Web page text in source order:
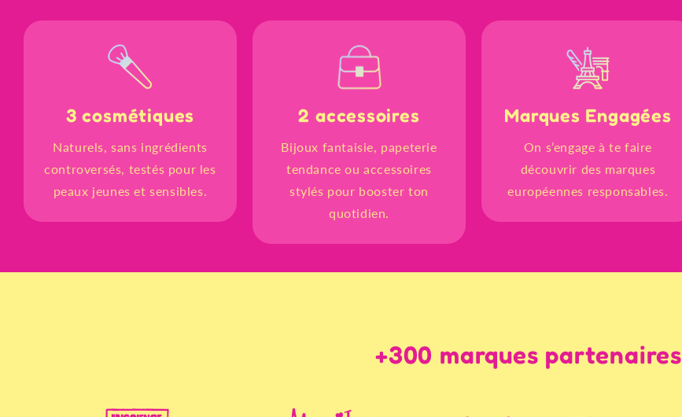
3 cosmétiques
Naturels, sans ingrédients
controversés, testés pour les
peaux jeunes et sensibles.
2 accessoires
Bijoux fantaisie, papeterie
tendance ou accessoires
stylés pour booster ton
quotidien.
Marques Engagées
On s’engage à te faire
découvrir des marques
européennes responsables.
+300 marques partenaires